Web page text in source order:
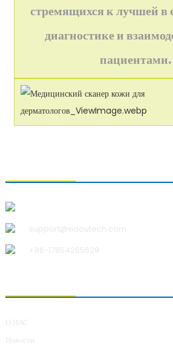
стремящихся к лучшей в
диагностике и
пациентами.
support@xiaoutech.com
+86-17854265629
О НАС
Новости